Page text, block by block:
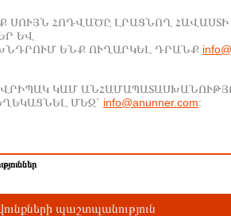
ՍՈՒՅՆ ՀՈԴՎԱԾԸ ԼՐԱՑՆՈՂ ՀԱՎԱՍՏԻ
ԵՎ
ԵՆՔ ՈՒՂԱՐԿԵԼ ԴՐԱՆՔ
ՎՐԻՊԱԿ ԿԱՄ
ՄԵԶ` info@anunner.com:
պաշտպանություն